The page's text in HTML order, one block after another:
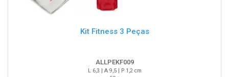
Kit Fitness 3 Peças
ALLPEKF009
L 6,3 | A 9,5 | P 1,2 cm